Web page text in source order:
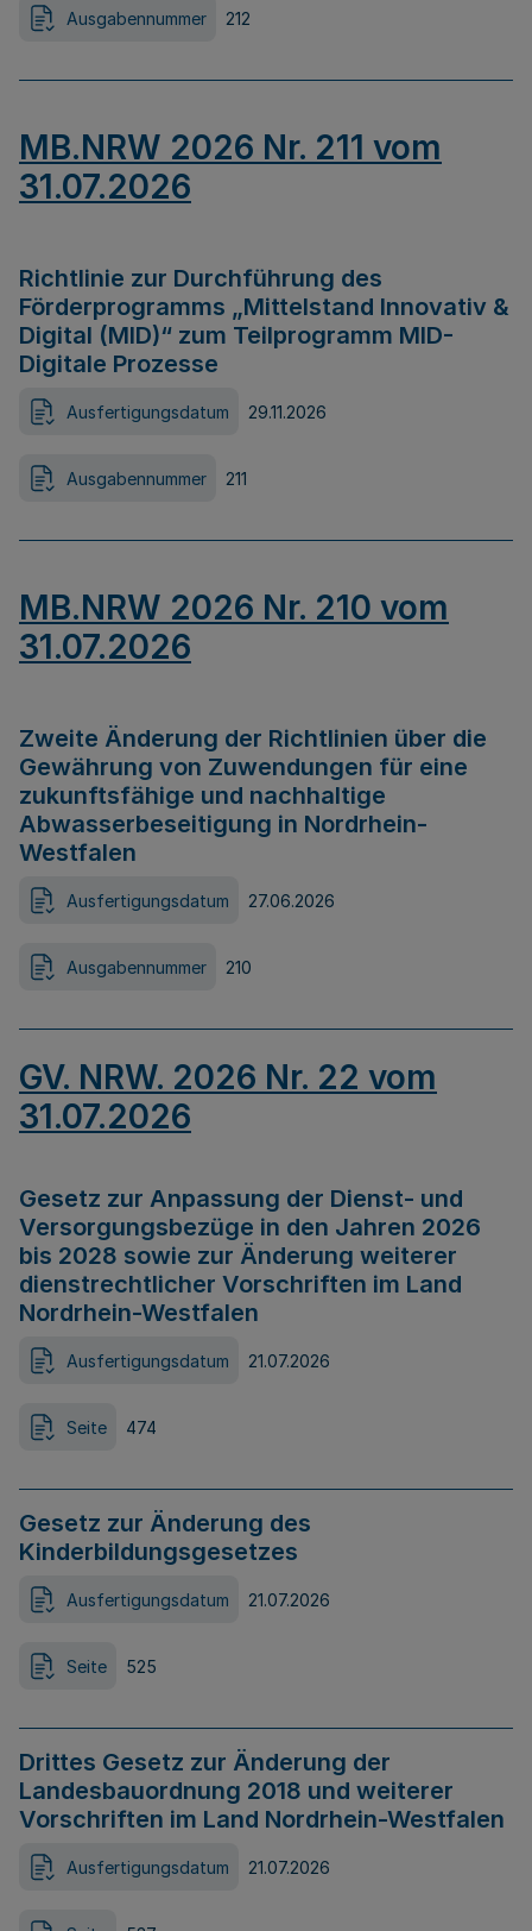
Ausgabennummer 212
MB.NRW 2026 Nr. 211 vom
31.07.2026
Richtlinie zur Durchführung des
Förderprogramms „Mittelstand Innovativ &
Digital (MID)“ zum Teilprogramm MID-
Digitale Prozesse
Ausfertigungsdatum 29.11.2026
Ausgabennummer 211
MB.NRW 2026 Nr. 210 vom
31.07.2026
Zweite Änderung der Richtlinien über die
Gewährung von Zuwendungen für eine
zukunftsfähige und nachhaltige
Abwasserbeseitigung in Nordrhein-
Westfalen
Ausfertigungsdatum 27.06.2026
Ausgabennummer 210
GV. NRW. 2026 Nr. 22 vom
31.07.2026
Gesetz zur Anpassung der Dienst- und
Versorgungsbezüge in den Jahren 2026
bis 2028 sowie zur Änderung weiterer
dienstrechtlicher Vorschriften im Land
Nordrhein-Westfalen
Ausfertigungsdatum 21.07.2026
Seite 474
Gesetz zur Änderung des
Kinderbildungsgesetzes
Ausfertigungsdatum 21.07.2026
Seite 525
Drittes Gesetz zur Änderung der
Landesbauordnung 2018 und weiterer
Vorschriften im Land Nordrhein-Westfalen
Ausfertigungsdatum 21.07.2026